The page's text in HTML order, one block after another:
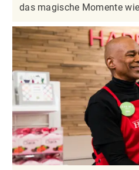
das magische Momente